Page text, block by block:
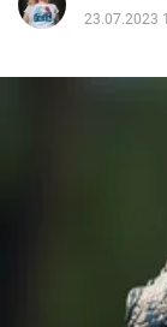
Wojna na
23.07.2023